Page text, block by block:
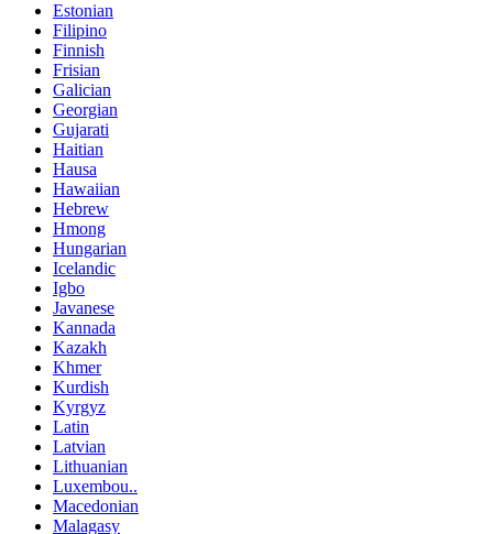
Estonian
Filipino
Finnish
Frisian
Galician
Georgian
Gujarati
Haitian
Hausa
Hawaiian
Hebrew
Hmong
Hungarian
Icelandic
Igbo
Javanese
Kannada
Kazakh
Khmer
Kurdish
Kyrgyz
Latin
Latvian
Lithuanian
Luxembou..
Macedonian
Malagasy